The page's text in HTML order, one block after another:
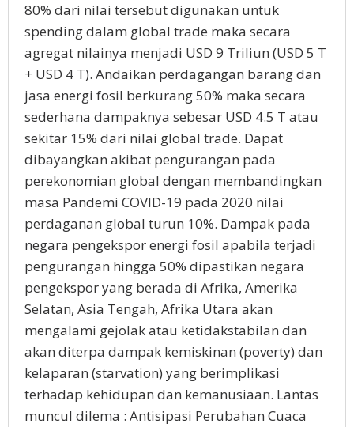
80% dari nilai tersebut digunakan untuk
spending dalam global trade maka secara
agregat nilainya menjadi USD 9 Triliun (USD 5 T
+ USD 4 T). Andaikan perdagangan barang dan
jasa energi fosil berkurang 50% maka secara
sederhana dampaknya sebesar USD 4.5 T atau
sekitar 15% dari nilai global trade. Dapat
dibayangkan akibat pengurangan pada
perekonomian global dengan membandingkan
masa Pandemi COVID-19 pada 2020 nilai
perdaganan global turun 10%. Dampak pada
negara pengekspor energi fosil apabila terjadi
pengurangan hingga 50% dipastikan negara
pengekspor yang berada di Afrika, Amerika
Selatan, Asia Tengah, Afrika Utara akan
mengalami gejolak atau ketidakstabilan dan
akan diterpa dampak kemiskinan (poverty) dan
kelaparan (starvation) yang berimplikasi
terhadap kehidupan dan kemanusiaan. Lantas
muncul dilema : Antisipasi Perubahan Cuaca